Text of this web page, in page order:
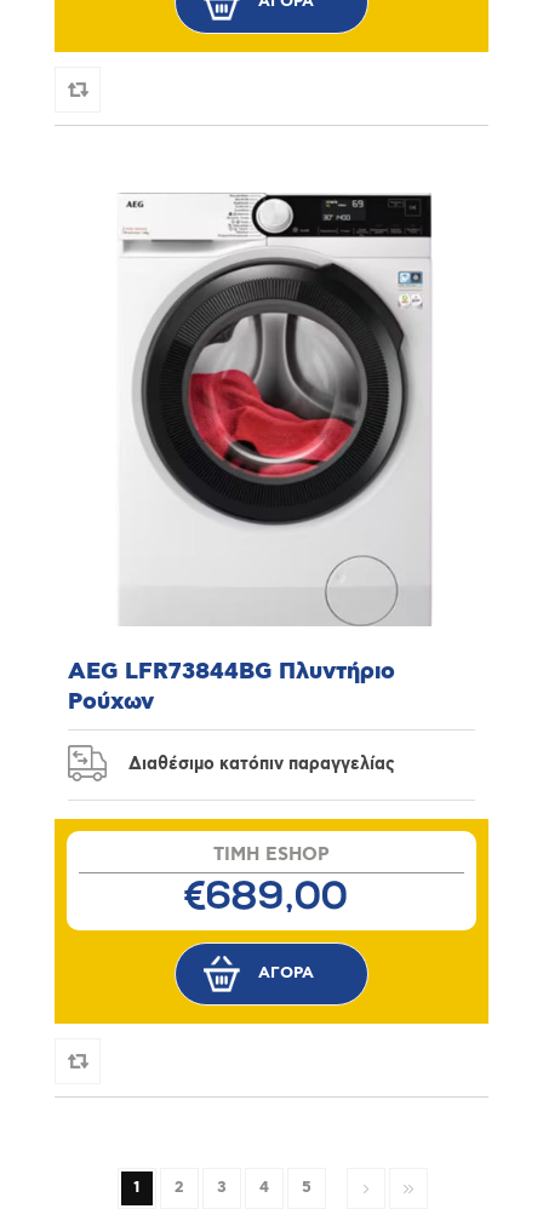
AEG LFR73844BG Πλυντήριο
Ρούχων
Διαθέσιμο κατόπιν παραγγελίας
TIMH ESHOP
€689,00
1 2 3 4 5